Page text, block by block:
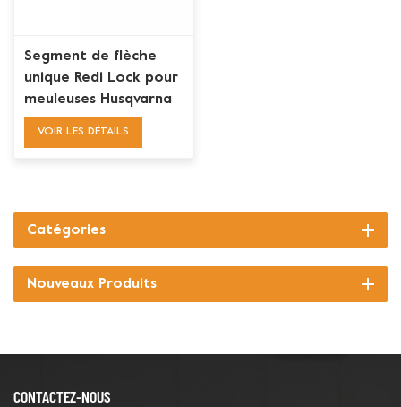
Segment de flèche
unique Redi Lock pour
meuleuses Husqvarna
monophasées
VOIR LES DÉTAILS
Catégories
Nouveaux Produits
CONTACTEZ-NOUS